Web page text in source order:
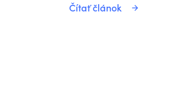
Čítať článok